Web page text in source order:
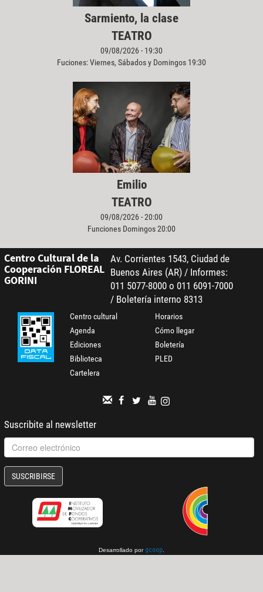
Sarmiento, la clase
TEATRO
09/08/2026 - 19:30
Fuciones: Viernes, Sábados y Domingos 19:30
Emilio
TEATRO
09/08/2026 - 20:00
Funciones Domingos 20:00
Centro Cultural de la
Cooperación FLOREAL
GORINI
Av. Corrientes 1543, Ciudad de
Buenos Aires (AR) / Informes:
011 5077-8000 o 011 6091-7000
/ Boletería interno 8313
Centro cultural
Agenda
Ediciones
Biblioteca
Cartelera
Horarios
Cómo llegar
Boletería
PLED
Suscribite al newsletter
SUSCRIBIRSE
Desarrollado por gcoop